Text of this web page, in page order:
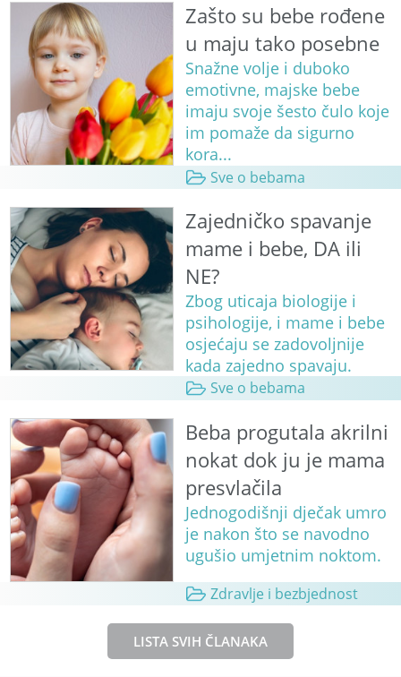
Zašto su bebe rođene
u maju tako posebne
Snažne volje i duboko
emotivne, majske bebe
imaju svoje šesto čulo koje
im pomaže da sigurno
kora...
Sve o bebama
Zajedničko spavanje
mame i bebe, DA ili
NE?
Zbog uticaja biologije i
psihologije, i mame i bebe
osjećaju se zadovoljnije
kada zajedno spavaju.
Sve o bebama
Beba progutala akrilni
nokat dok ju je mama
presvlačila
Jednogodišnji dječak umro
je nakon što se navodno
ugušio umjetnim noktom.
Zdravlje i bezbjednost
LISTA SVIH ČLANAKA